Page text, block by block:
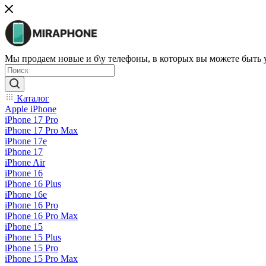
Мы продаем новые и б\у телефоны, в которых вы можете быть
Каталог
Apple iPhone
iPhone 17 Pro
iPhone 17 Pro Max
iPhone 17e
iPhone 17
iPhone Air
iPhone 16
iPhone 16 Plus
iPhone 16e
iPhone 16 Pro
iPhone 16 Pro Max
iPhone 15
iPhone 15 Plus
iPhone 15 Pro
iPhone 15 Pro Max